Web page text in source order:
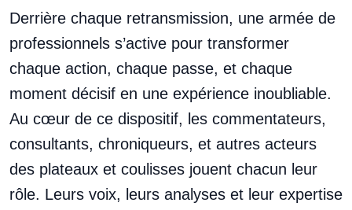
Derrière chaque retransmission, une armée de
professionnels s’active pour transformer
chaque action, chaque passe, et chaque
moment décisif en une expérience inoubliable.
Au cœur de ce dispositif, les commentateurs,
consultants, chroniqueurs, et autres acteurs
des plateaux et coulisses jouent chacun leur
rôle. Leurs voix, leurs analyses et leur expertise